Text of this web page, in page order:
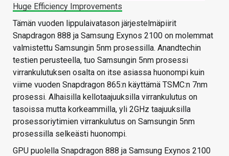
Huge Efficiency Improvements
Tämän vuoden lippulaivatason järjestelmäpiirit
Snapdragon 888 ja Samsung Exynos 2100 on molemmat
valmistettu Samsungin 5nm prosessilla. Anandtechin
testien perusteella, tuo Samsungin 5nm prosessi
virrankulutuksen osalta on itse asiassa huonompi kuin
viime vuoden Snapdragon 865:n käyttämä TSMC:n 7nm
prosessi. Alhaisilla kellotaajuuksilla virrankulutus on
tasoissa mutta korkeammilla, yli 2GHz taajuuksilla
prosessoriytimien virrankulutus on Samsungin 5nm
prosessilla selkeästi huonompi.
GPU puolella Snapdragon 888 ja Samsung Exynos 2100